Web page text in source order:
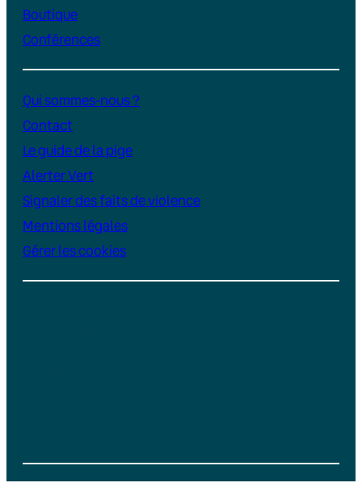
Boutique
Conférences
Qui sommes-nous ?
Contact
Le guide de la pige
Alerter Vert
Signaler des faits de violence
Mentions légales
Gérer les cookies